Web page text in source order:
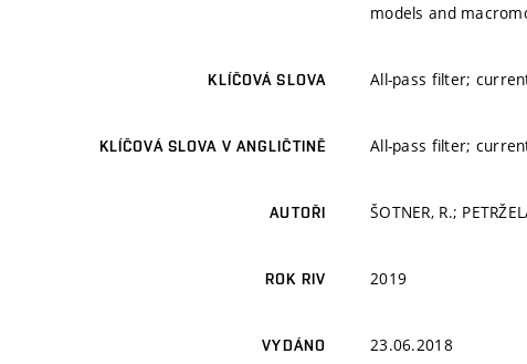
models and
KLÍČOVÁ SLOVA All-pass filter;
KLÍČOVÁ SLOVA V ANGLIČTINĚ All-pass filter;
AUTOŘI ŠOTNER, R.;
ROK RIV 2019
VYDÁNO 23.06.2018